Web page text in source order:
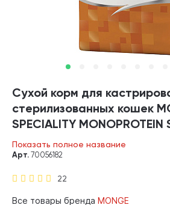
Сухой корм для
стерилизованных кошек
SPECIALITY MONOPROTEIN
монобелковый утка (10 кг)
Показать полное название
22
Арт. 70056182
Все товары бренда MONGE